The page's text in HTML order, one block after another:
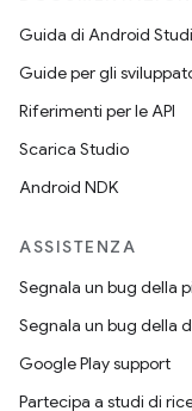
Guida di Android
Guide per gli
Riferimenti per le API
Scarica Studio
Android NDK
ASSISTENZA
Segnala un bug della
Segnala un bug della
Google Play support
Partecipa a studi di